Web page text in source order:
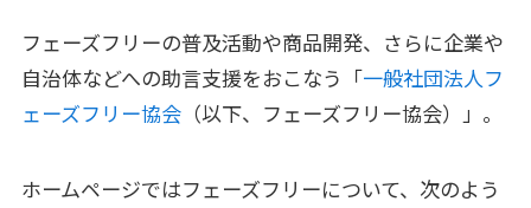
フェーズフリーの普及活動や商品開発、さらに企業や
自治体などへの助言支援をおこなう「一般社団法人フ
ェーズフリー協会（以下、フェーズフリー協会）」。
ホームページではフェーズフリーについて、次のよう